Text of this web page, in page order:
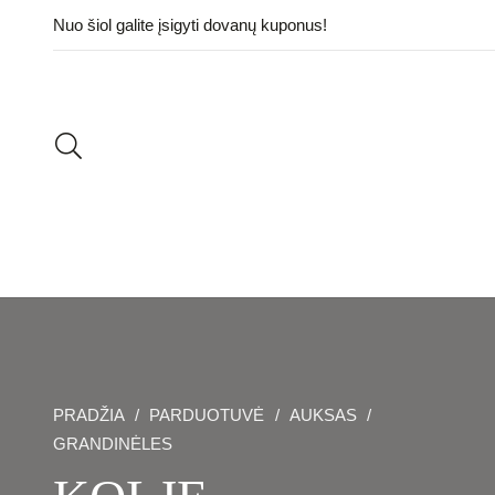
Nuo šiol galite įsigyti dovanų kuponus!
PRADŽIA / PARDUOTUVĖ / AUKSAS /
GRANDINĖLES